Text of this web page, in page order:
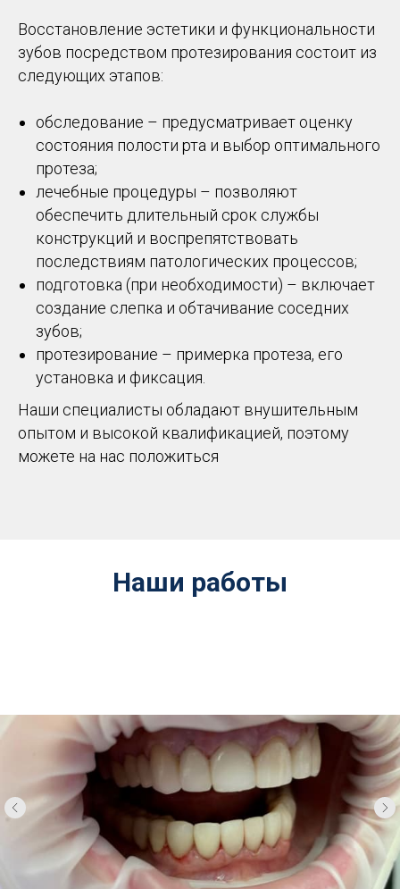
Восстановление эстетики и функциональности
зубов посредством протезирования состоит из
следующих этапов:
обследование – предусматривает оценку
состояния полости рта и выбор оптимального
протеза;
лечебные процедуры – позволяют
обеспечить длительный срок службы
конструкций и воспрепятствовать
последствиям патологических процессов;
подготовка (при необходимости) – включает
создание слепка и обтачивание соседних
зубов;
протезирование – примерка протеза, его
установка и фиксация.
Наши специалисты обладают внушительным
опытом и высокой квалификацией, поэтому
можете на нас положиться
Наши работы